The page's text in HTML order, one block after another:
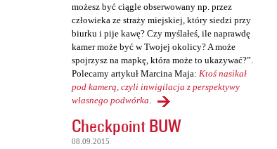
możesz być ciągle obserwowany np. przez
człowieka ze straży miejskiej, który siedzi przy
biurku i pije kawę? Czy myślałeś, ile naprawdę
kamer może być w Twojej okolicy? A może
spojrzysz na mapkę, która może to ukazywać?”.
Polecamy artykuł Marcina Maja: Ktoś nasikał
pod kamerą, czyli inwigilacja z perspektywy
własnego podwórka.
Checkpoint BUW
08.09.2015